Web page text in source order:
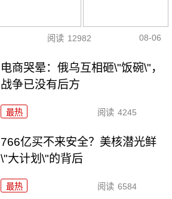
阅读 12982 08-06
电商哭晕：俄乌互相砸\"饭碗\"，
战争已没有后方
最热 阅读 4245
766亿买不来安全？美核潜光鲜
\"大计划\"的背后
最热 阅读 6584